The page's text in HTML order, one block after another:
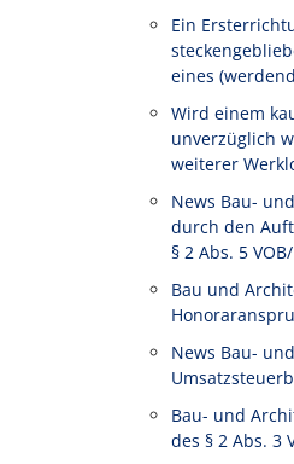
Ein
eines
Wird einem
unverzüglich
weiterer
News Bau-
durch den
§ 2 Abs. 5
Bau und
News Bau-
Bau- und
des § 2 Abs. 3